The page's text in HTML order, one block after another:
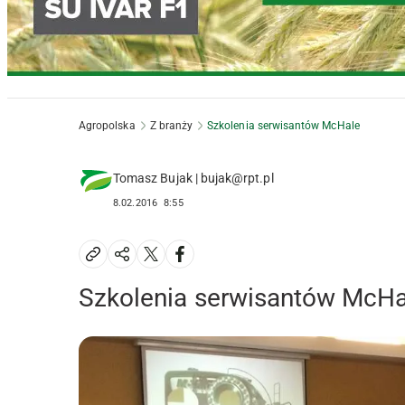
Agropolska Z branży Szkolenia serwisantów McHale
Tomasz Bujak | bujak@rpt.pl
8.02.2016 8:55
Szkolenia serwisantów